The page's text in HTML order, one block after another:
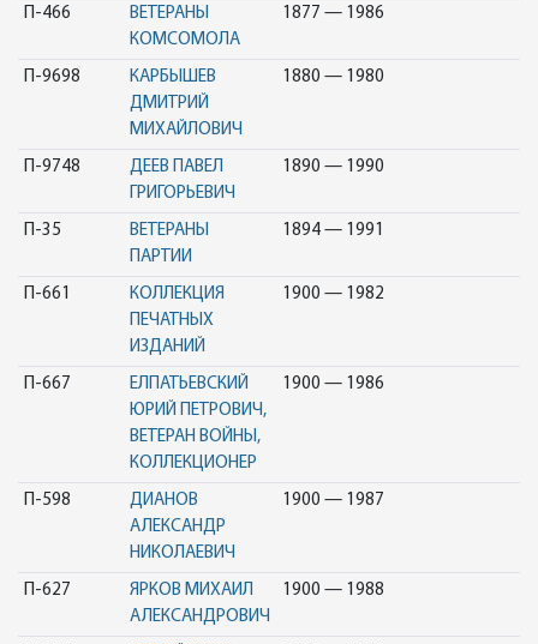
П-466
ВЕТЕРАНЫ
КОМСОМОЛА
1877 — 1986
П-9698
КАРБЫШЕВ
ДМИТРИЙ
МИХАЙЛОВИЧ
1880 — 1980
П-9748
ДЕЕВ ПАВЕЛ
ГРИГОРЬЕВИЧ
1890 — 1990
П-35
ВЕТЕРАНЫ
ПАРТИИ
1894 — 1991
П-661
КОЛЛЕКЦИЯ
ПЕЧАТНЫХ
ИЗДАНИЙ
1900 — 1982
П-667
ЕЛПАТЬЕВСКИЙ
ЮРИЙ ПЕТРОВИЧ,
ВЕТЕРАН ВОЙНЫ,
КОЛЛЕКЦИОНЕР
1900 — 1986
П-598
ДИАНОВ
АЛЕКСАНДР
НИКОЛАЕВИЧ
1900 — 1987
П-627
ЯРКОВ МИХАИЛ
АЛЕКСАНДРОВИЧ
1900 — 1988